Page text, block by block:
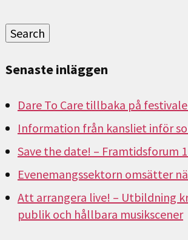
Search
Senaste inläggen
Dare To Care tillbaka på
Information från kansliet inför
Save the date! – Framtidsforum
Evenemangssektorn omsätter
Att arrangera live! – Utbildning
publik och hållbara musikscener